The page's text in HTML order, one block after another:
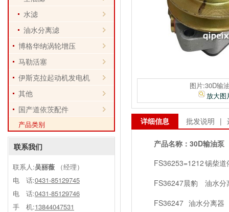
水滤
油水分离滤
博格华纳涡轮增压
马勒活塞
伊斯克拉起动机发电机
其他
国产道依茨配件
产品类别
联系我们
联系人:吴丽薇 （经理）
电 话:0431-85129745
电 话:0431-85129746
手 机:13844047531
图片:30D输
放大图
详细信息 批发说明 |
产品名称： 30D输油泵
FS36253=1212锡柴道
FS36247晨豹
油水分
FS36247 油水分离器